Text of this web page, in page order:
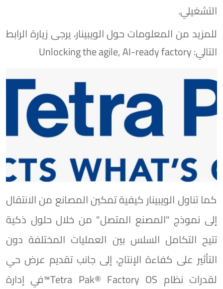
التشغيلي.
للمزيد من المعلومات حول الويبينار، يرجى زيارة الرابط
التالي: Unlocking the agile, AI-ready factory
كما تناول الويبينار كيفية تمكين المصانع من الانتقال
إلى نموذج "المصنع المتصل" من خلال حلول ذكية
تتيح التكامل السلس بين العمليات المختلفة دون
التأثير على كفاءة الإنتاج، إلى جانب تقديم عرض حي
لقدرات نظام Tetra Pak®️ Factory OS™️في إدارة